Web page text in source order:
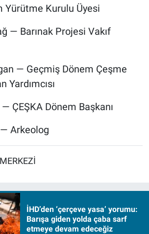
Yürütme Kurulu Üyesi
— Barınak Projesi Vakıf
— Geçmiş Dönem Çeşme
Yardımcısı
ÇEŞKA Dönem Başkanı
Arkeolog
İHD’den ‘çerçeve yasa’ yorumu:
Barışa giden yolda çaba sarf
etmeye devam edeceğiz